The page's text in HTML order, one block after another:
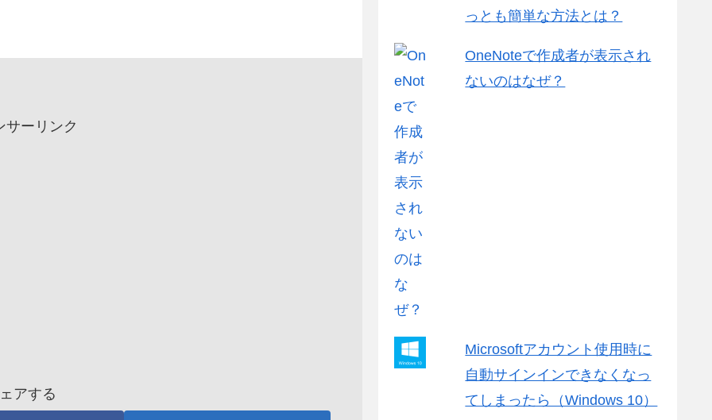
サーリンク
アする
っとも簡単な方法とは？
OneNoteで作成者が表示され
ないのはなぜ？
Microsoftアカウント使用時に
自動サインインできなくなっ
てしまったら（Windows 10）